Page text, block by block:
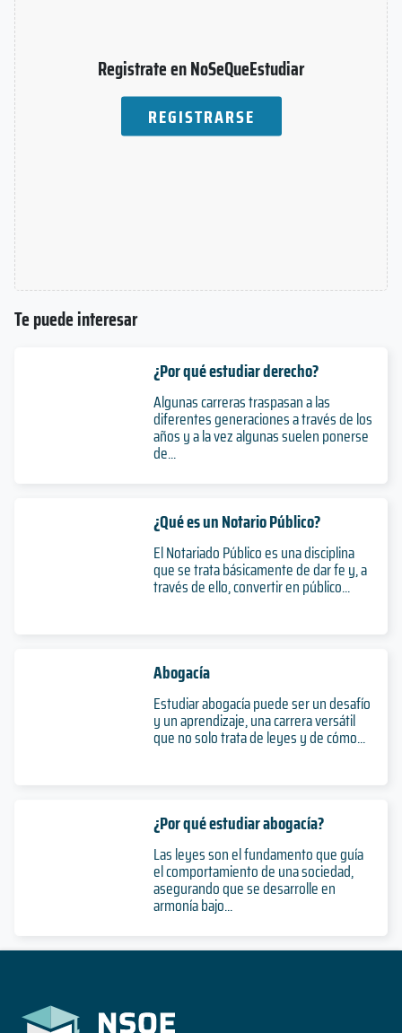
Registrate en NoSeQueEstudiar
REGISTRARSE
Te puede interesar
¿Por qué estudiar derecho?
Algunas carreras traspasan a las
diferentes generaciones a través de los
años y a la vez algunas suelen ponerse
de...
¿Qué es un Notario Público?
El Notariado Público es una disciplina
que se trata básicamente de dar fe y, a
través de ello, convertir en público...
Abogacía
Estudiar abogacía puede ser un desafío
y un aprendizaje, una carrera versátil
que no solo trata de leyes y de cómo...
¿Por qué estudiar abogacía?
Las leyes son el fundamento que guía
el comportamiento de una sociedad,
asegurando que se desarrolle en
armonía bajo...